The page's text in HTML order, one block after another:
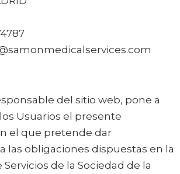
del sitio web, pone a
Usuarios el presente
el que pretende dar
las obligaciones dispuestas en la
Servicios de la Sociedad de la